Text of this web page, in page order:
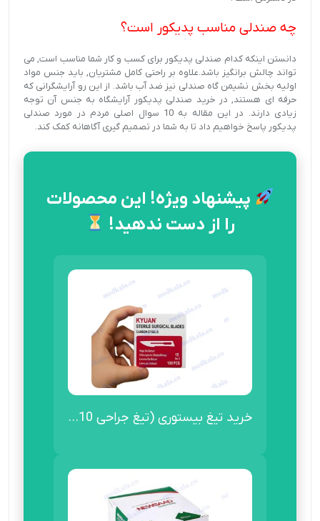
چه صندلی مناسب پدیکور است؟
دانستن اینکه کدام صندلی پدیکور برای کسب و کار شما مناسب است, می
تواند چالش برانگیز باشد.علاوه بر راحتی کامل مشتریان, باید جنس مواد
اولیه بخش نشیمن گاه صندلی نیز ضد آب باشد. از این رو آرایشگرانی که
حرفه ای هستند, در خرید صندلی پدیکور آرایشگاه به جنس آن توجه
زیادی دارند. در این مقاله به 10 سوال اصلی مردم در مورد صندلی
پدیکور پاسخ خواهیم داد تا به شما در تصمیم گیری آگاهانه کمک کند.
پیشنهاد ویژه! این محصولات
را از دست ندهید!
خرید تیغ بیستوری (تیغ جراحی 10...